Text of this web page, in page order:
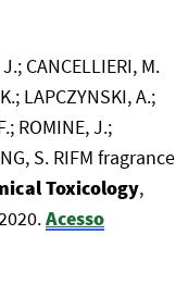
CANCELLIERI, M.
LAPCZYNSKI, A.;
ROMINE, J.;
S. RIFM fragrance
Toxicology,
Acesso